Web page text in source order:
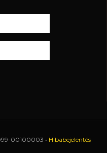
00100003 • Hibabejelentés